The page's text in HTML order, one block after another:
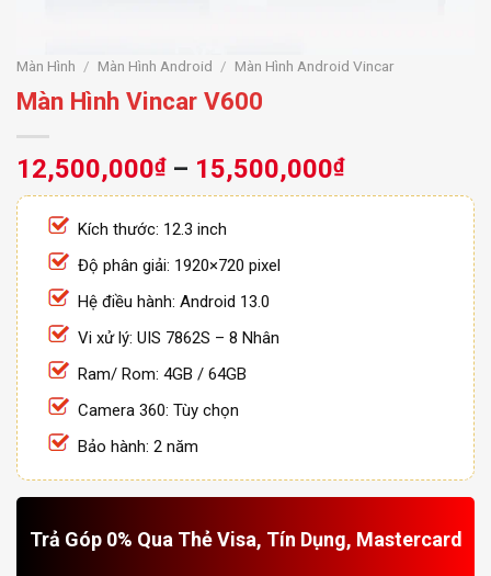
Màn Hình / Màn Hình Android / Màn Hình Android Vincar
Màn Hình Vincar V600
12,500,000₫ – 15,500,000₫Khoảng
giá:
Kích thước: 12.3 inch
Độ phân giải: 1920×720 pixel
Hệ điều hành: Android 13.0
Vi xử lý: UIS 7862S – 8 Nhân
Ram/ Rom: 4GB / 64GB
Camera 360: Tùy chọn
Bảo hành: 2 năm
Trả Góp 0% Qua Thẻ Visa, Tín Dụng, Mastercard